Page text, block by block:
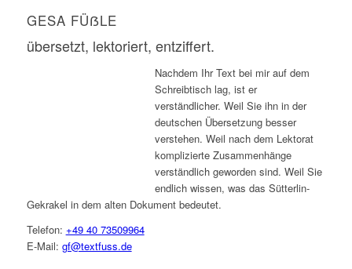
GESA FÜẞLE
übersetzt, lektoriert, entziffert.
Nachdem Ihr Text bei mir auf dem
Schreibtisch lag, ist er
verständlicher. Weil Sie ihn in der
deutschen Übersetzung besser
verstehen. Weil nach dem Lektorat
komplizierte Zusammenhänge
verständlich geworden sind. Weil Sie
endlich wissen, was das Sütterlin-
Gekrakel in dem alten Dokument bedeutet.
Telefon: +49 40 73509964
E-Mail: gf@textfuss.de